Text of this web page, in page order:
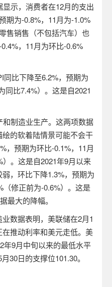
显示，消费者在12月的支出
期为-0.8%， 11月为-1.0%
售销售（不包括汽车）也
， 11月为环比-0.6%
同比下降至6.2%，预期为
同比7.4%）。这是自2021
和制造业生产。这两项数据
的软着陆情景可能不会干
，预期为环比-0.1%， 11月
）。这是自2021年9月以来
，环比下降1.3%，预期为
（修正前为-0.6%）。这是
最大的降幅。
数据表明，美联储在2月1
推动利率和美元走低。美
年9月中旬以来的最低水平
月30日的支撑位101.30。